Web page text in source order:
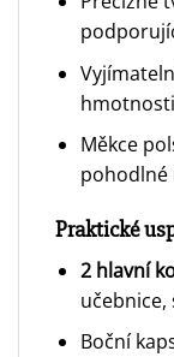
hmotnosti
Měkce
pohodlné
Praktické
2 hlavní
učebnice,
Boční